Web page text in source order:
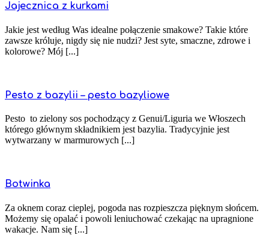
Jajecznica z kurkami
Jakie jest według Was idealne połączenie smakowe? Takie które
zawsze króluje, nigdy się nie nudzi? Jest syte, smaczne, zdrowe i
kolorowe? Mój [...]
Pesto z bazylii – pesto bazyliowe
Pesto to zielony sos pochodzący z Genui/Liguria we Włoszech
którego głównym składnikiem jest bazylia. Tradycyjnie jest
wytwarzany w marmurowych [...]
Botwinka
Za oknem coraz cieplej, pogoda nas rozpieszcza pięknym słońcem.
Możemy się opalać i powoli leniuchować czekając na upragnione
wakacje. Nam się [...]